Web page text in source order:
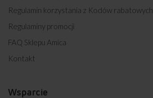
Regulamin korzystania z Kodów rabatowych
Regulaminy promocji
FAQ Sklepu Amica
Kontakt
Wsparcie